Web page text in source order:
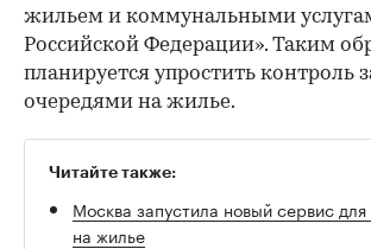
жильем и коммунальными
Российской Федерации». Таким
планируется упростить контроль
очередями на жилье.
Читайте также:
Москва запустила новый сервис
на жилье